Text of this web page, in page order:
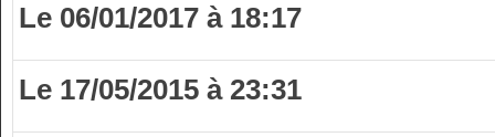
Le 06/01/2017 à 18:17
Le 17/05/2015 à 23:31